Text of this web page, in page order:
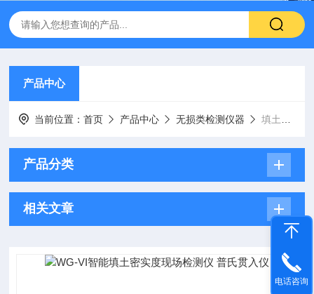
产品中心
当前位置：首页 产品中心 无损类检测仪器 填土密实度现场检测仪
产品分类
相关文章
电话咨询